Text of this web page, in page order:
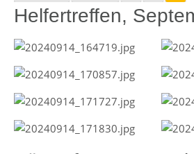
Helfertreffen,